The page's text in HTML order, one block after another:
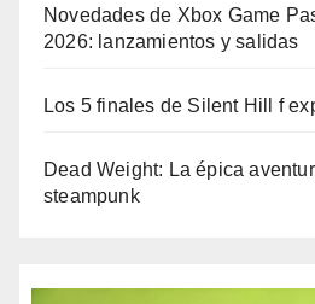
Novedades de Xbox Game
2026: lanzamientos y salidas
Los 5 finales de Silent Hill f
Dead Weight: La épica
steampunk